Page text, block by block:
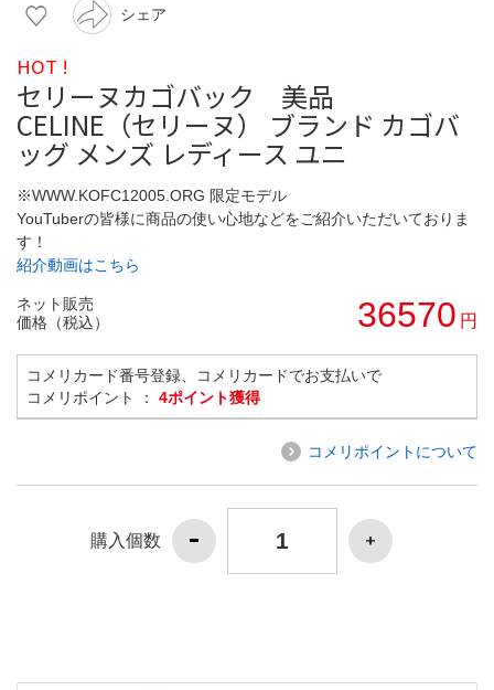
シェア
HOT !
セリーヌカゴバック 美品
CELINE（セリーヌ） ブランド カゴバ
ッグ メンズ レディース ユニ
※WWW.KOFC12005.ORG 限定モデル
YouTuberの皆様に商品の使い心地などをご紹介いただいておりま
す！
紹介動画はこちら
ネット販売
価格（税込）
36570 円
コメリカード番号登録、コメリカードでお支払いで
コメリポイント ： 4ポイント獲得
コメリポイントについて
購入個数